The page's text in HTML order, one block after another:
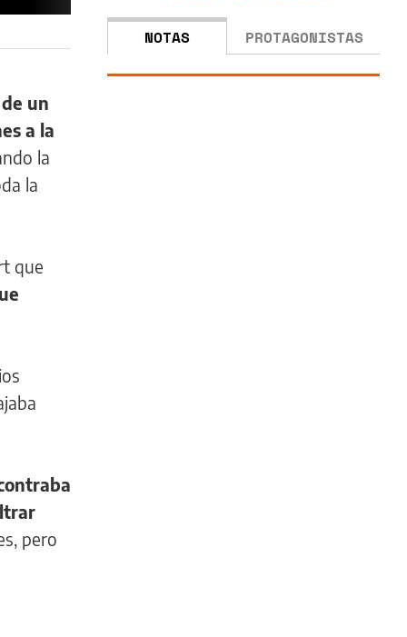
un
a la
la
la
que
pero
NOTAS PROTAGONISTAS